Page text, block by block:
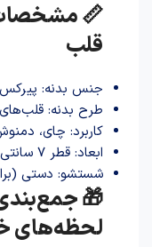
📏
قلب
جنس بدنه:
طرح بدنه:
کاربرد: چای،
ابعاد: قطر ۷ سانتی‌متر، ارتفاع ۹ سانتی‌متر
شستشو: دستی
🎁
لحظه‌های